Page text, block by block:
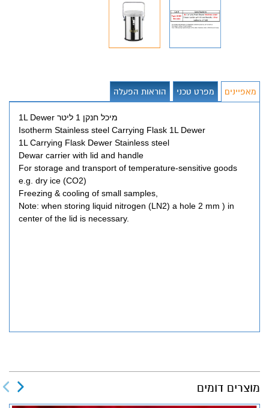
מאפיינים מפרט טכני הוראות הפעלה
מיכל חנקן 1 ליטר 1L Dewer
Isotherm Stainless steel Carrying Flask 1L Dewer
1L Carrying Flask Dewer Stainless steel
Dewar carrier with lid and handle
For storage and transport of temperature-sensitive goods
e.g. dry ice (CO2)
Freezing & cooling of small samples,
Note: when storing liquid nitrogen (LN2) a hole 2 mm ) in
center of the lid is necessary.
מוצרים דומים